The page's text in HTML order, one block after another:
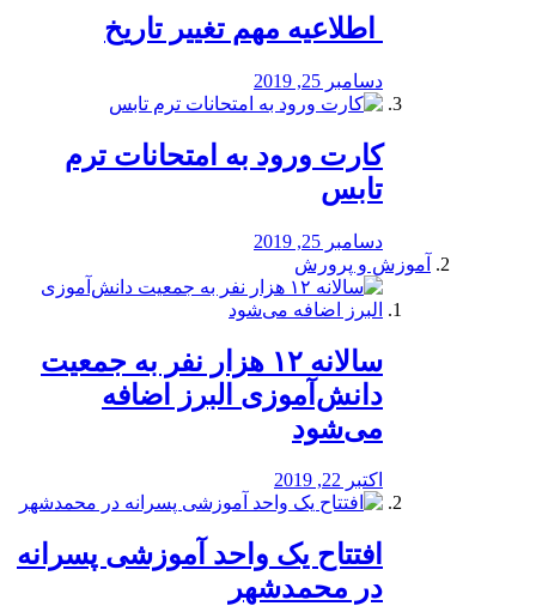
️ اطلاعیه مهم تغییر تاریخ
دسامبر 25, 2019
کارت ورود به امتحانات ترم
تابس
دسامبر 25, 2019
آموزش و پرورش
️سالانه ۱۲ هزار نفر به جمعیت
دانش‌آموزی البرز اضافه
می‌شود
اکتبر 22, 2019
افتتاح یک واحد آموزشی پسرانه
در محمدشهر